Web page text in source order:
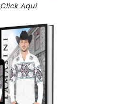
Click Aqui